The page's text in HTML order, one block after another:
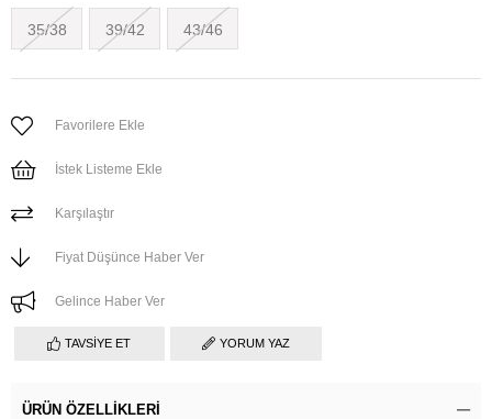
35/38 39/42 43/46
Favorilere Ekle
İstek Listeme Ekle
Karşılaştır
Fiyat Düşünce Haber Ver
Gelince Haber Ver
TAVSIYE ET YORUM YAZ
ÜRÜN ÖZELLIKLERI